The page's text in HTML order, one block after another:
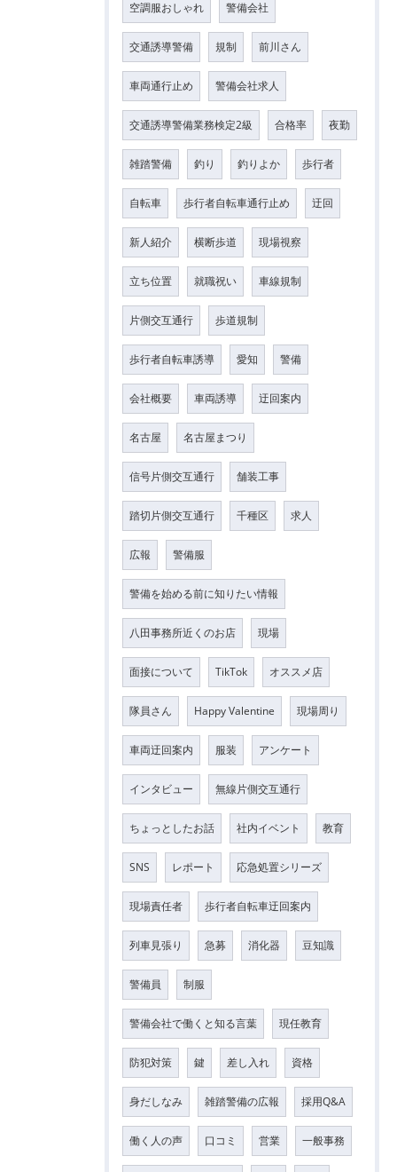
空調服おしゃれ 警備会社
交通誘導警備 規制 前川さん
車両通行止め 警備会社求人
交通誘導警備業務検定2級 合格率 夜勤
雑踏警備 釣り 釣りよか 歩行者
自転車 歩行者自転車通行止め 迂回
新人紹介 横断歩道 現場視察
立ち位置 就職祝い 車線規制
片側交互通行 歩道規制
歩行者自転車誘導 愛知 警備
会社概要 車両誘導 迂回案内
名古屋 名古屋まつり
信号片側交互通行 舗装工事
踏切片側交互通行 千種区 求人
広報 警備服
警備を始める前に知りたい情報
八田事務所近くのお店 現場
面接について TikTok オススメ店
隊員さん Happy Valentine 現場周り
車両迂回案内 服装 アンケート
インタビュー 無線片側交互通行
ちょっとしたお話 社内イベント 教育
SNS レポート 応急処置シリーズ
現場責任者 歩行者自転車迂回案内
列車見張り 急募 消化器 豆知識
警備員 制服
警備会社で働くと知る言葉 現任教育
防犯対策 鍵 差し入れ 資格
身だしなみ 雑踏警備の広報 採用Q&A
働く人の声 口コミ 営業 一般事務